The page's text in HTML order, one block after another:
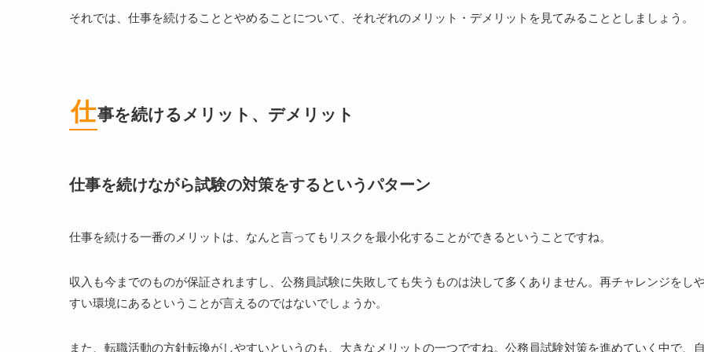
それでは、仕事を続けることとやめることについて、それぞれのメリット・デメリットを見てみることとしましょう。
仕事を続けるメリット、デメリット
仕事を続けながら試験の対策をするというパターン
仕事を続ける一番のメリットは、なんと言ってもリスクを最小化することができるということですね。
収入も今までのものが保証されますし、公務員試験に失敗しても失うものは決して多くありません。再チャレンジをし
すい環境にあるということが言えるのではないでしょうか。
また、転職活動の方針転換がしやすいというのも、大きなメリットの一つですね。公務員試験対策を進めていく中で、